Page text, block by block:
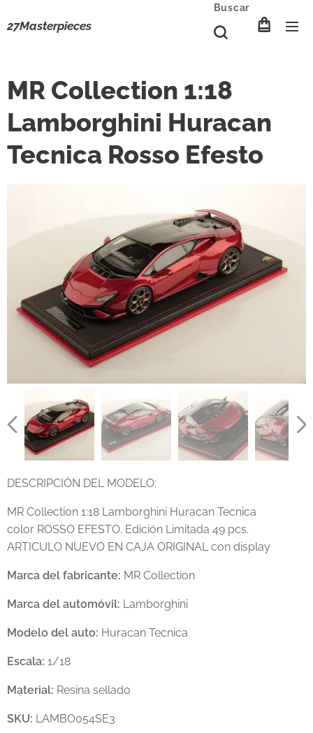
27Masterpieces
Buscar
MR Collection 1:18
Lamborghini Huracan
Tecnica Rosso Efesto
DESCRIPCIÓN DEL MODELO:
MR Collection 1:18 Lamborghini Huracan Tecnica
color ROSSO EFESTO. Edición Limitada 49 pcs.
ARTICULO NUEVO EN CAJA ORIGINAL con display
Marca del fabricante: MR Collection
Marca del automóvil: Lamborghini
Modelo del auto: Huracan Tecnica
Escala: 1/18
Material: Resina sellado
SKU: LAMBO054SE3